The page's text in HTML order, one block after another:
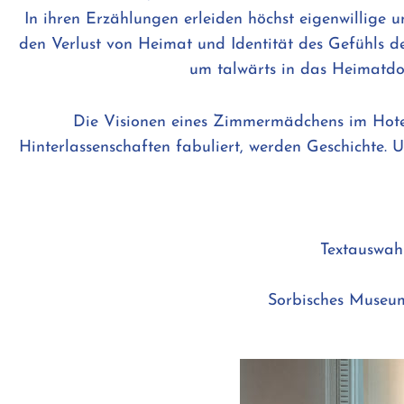
In ihren Erzählungen erleiden höchst eigenwillige
den Verlust von Heimat und Identität des Gefühls
um talwärts in das
Die Visionen eines Zimmermädchens im
Hinterlassenschaften fabuliert, werden Geschichte.
Sorbisches